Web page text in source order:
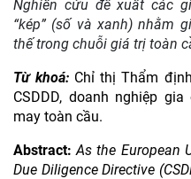
Nghiên cứu đề xuất các
“kép” (số và xanh) nhằm
thế trong chuỗi giá trị toàn
Từ khoá: Chỉ thị Thẩm
CSDDD, doanh nghiệp
may toàn cầu.
Abstract:As the European
Due Diligence Directive